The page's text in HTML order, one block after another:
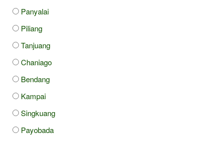
Panyalai
Piliang
Tanjuang
Chaniago
Bendang
Kampai
Singkuang
Payobada